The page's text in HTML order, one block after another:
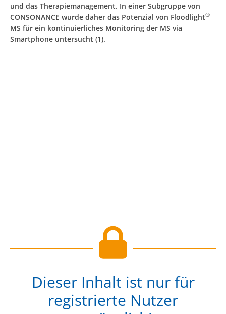
und das Therapiemanagement. In einer Subgruppe von
CONSONANCE wurde daher das Potenzial von Floodlight®
MS für ein kontinuierliches Monitoring der MS via
Smartphone untersucht (1).
Dieser Inhalt ist nur für
registrierte Nutzer